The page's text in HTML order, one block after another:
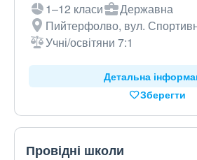
1–12 класи
Державна
Пийтерфолво, вул.
Учні/освітяни 7:1
Детальна
Зберегти
Провідні школи